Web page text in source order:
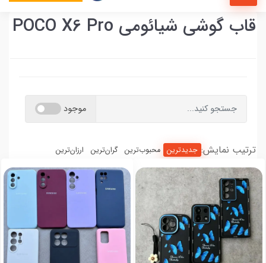
قاب گوشی شیائومی POCO X6 Pro
موجود
ترتیب نمایش: جدیدترین محبوب‌ترین گران‌ترین ارزان‌ترین